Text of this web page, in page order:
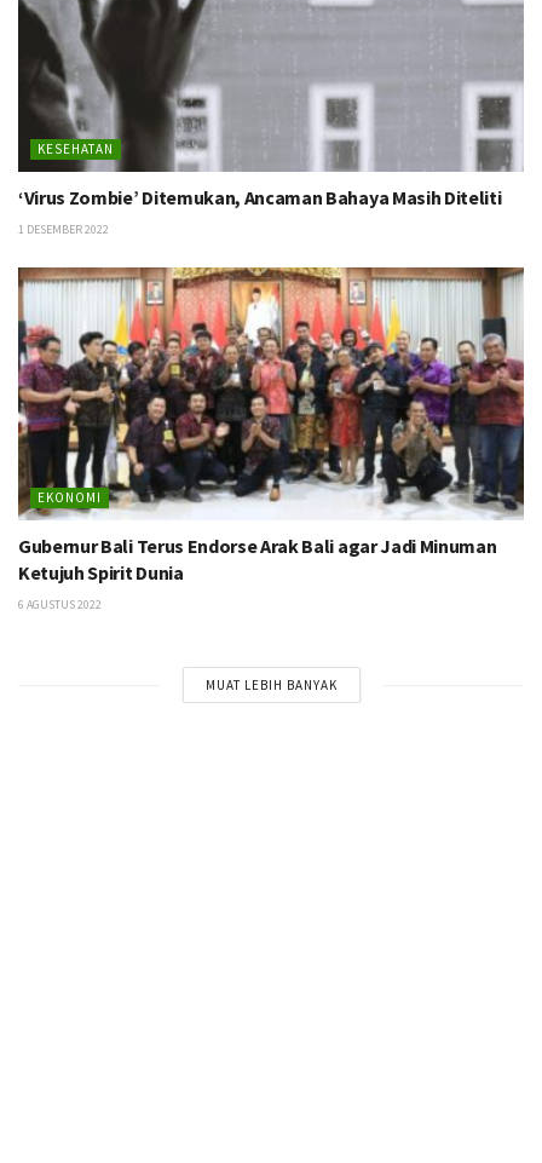
KESEHATAN
‘Virus Zombie’ Ditemukan, Ancaman Bahaya Masih Diteliti
1 DESEMBER 2022
EKONOMI
Gubernur Bali Terus Endorse Arak Bali agar Jadi Minuman
Ketujuh Spirit Dunia
6 AGUSTUS 2022
MUAT LEBIH BANYAK